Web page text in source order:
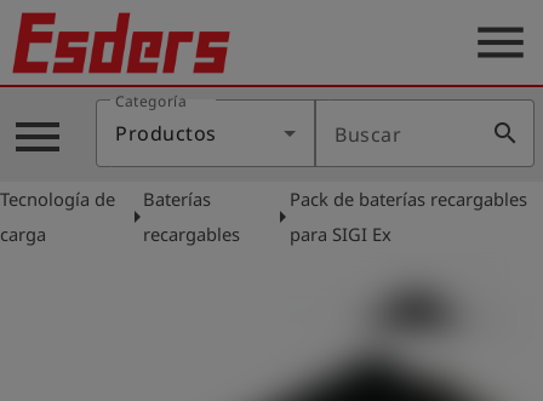
Productos
Blog
Aplicaciones
menu
menu
Categoría
Productos Buscar search
Tecnología de
carga
arrow_right
Baterías
recargables
arrow_right
Pack de baterías recargables
para SIGI Ex